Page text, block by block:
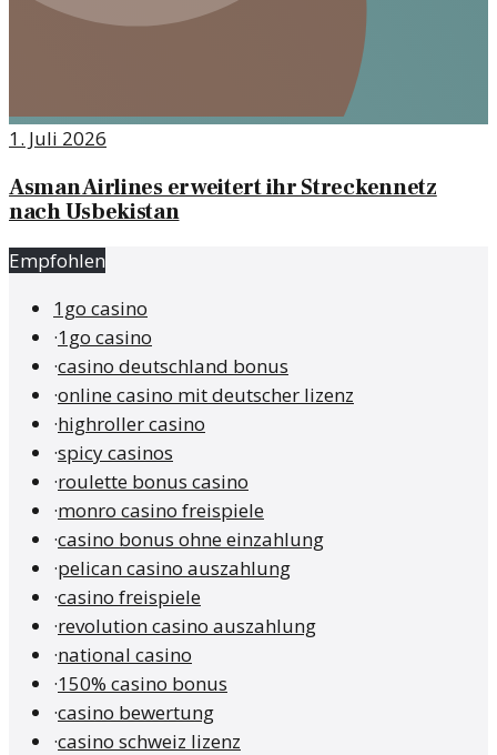
1. Juli 2026
Asman Airlines erweitert ihr Streckennetz
nach Usbekistan
Empfohlen
1go casino
·1go casino
·casino deutschland bonus
·online casino mit deutscher lizenz
·highroller casino
·spicy casinos
·roulette bonus casino
·monro casino freispiele
·casino bonus ohne einzahlung
·pelican casino auszahlung
·casino freispiele
·revolution casino auszahlung
·national casino
·150% casino bonus
·casino bewertung
·casino schweiz lizenz